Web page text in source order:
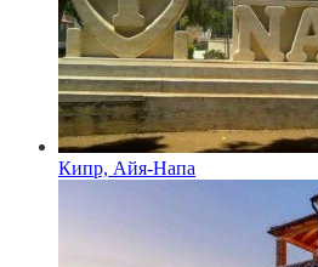
Кипр, Айя-Напа